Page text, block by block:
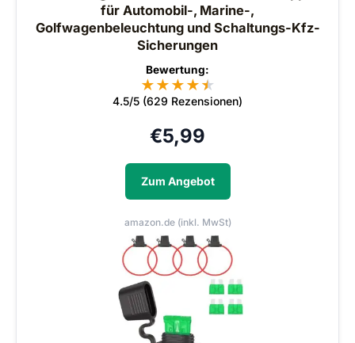
für Automobil-, Marine-,
Golfwagenbeleuchtung und Schaltungs-Kfz-
Sicherungen
Bewertung:
★★★★★
★
4.5/5 (629 Rezensionen)
€5,99
Zum Angebot
amazon.de (inkl. MwSt)